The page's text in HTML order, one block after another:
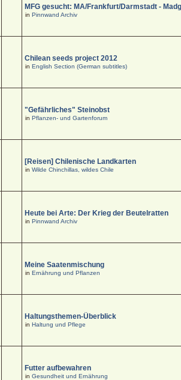
MFG gesucht: MA/Frankfurt/Darmstadt -
inPinnwand Archiv
Chilean seeds project 2012
inEnglish Section (German subtitles)
"Gefährliches" Steinobst
inPflanzen- und Gartenforum
[Reisen] Chilenische Landkarten
inWilde Chinchillas, wildes Chile
Heute bei Arte: Der Krieg der Beutelratten
inPinnwand Archiv
Meine Saatenmischung
inErnährung und Pflanzen
Haltungsthemen-Überblick
inHaltung und Pflege
Futter aufbewahren
inGesundheit und Ernährung